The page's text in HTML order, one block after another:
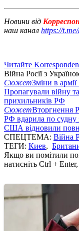
Новини від
наш канал https://
Читайте
Війна Росії з
СюжетЗміни в
Пропагували війну
прихильників РФ
СюжетВторгнення
РФ вдарила по судну
США відновили
СПЕЦТЕМА: Війна
ТЕГИ: Киев,
Якщо ви помітили
натисніть Ctrl +